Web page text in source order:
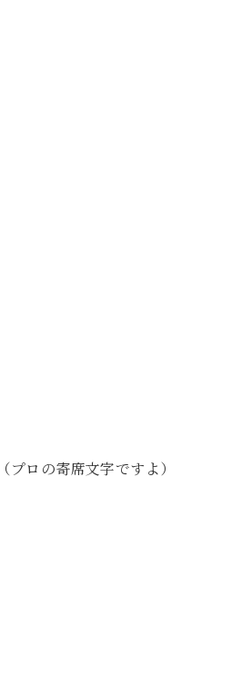
ロの寄席文字ですよ）